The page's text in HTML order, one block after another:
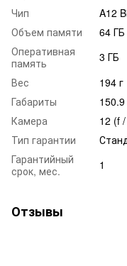
Чип
A12
Объем памяти
64 ГБ
Оперативная
память
3 ГБ
Вес
194 г
Габариты
Камера
12 (f
Тип гарантии
Гарантийный
срок, мес.
1
Отзывы